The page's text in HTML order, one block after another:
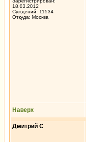
18.03.2012
Суждений: 11534
Откуда: Москва
Наверх
Дмитрий С